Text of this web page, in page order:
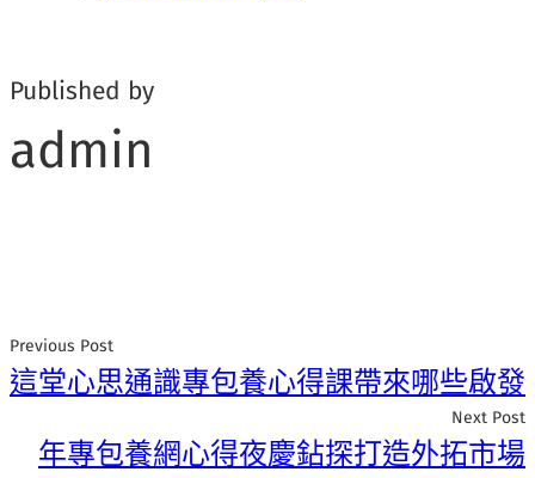
Published by
admin
Previous Post
這堂心思通識專包養心得課帶來哪些啟發
Next Post
年專包養網心得夜慶鉆探打造外拓市場